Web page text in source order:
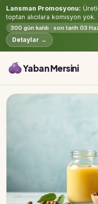
Lansman Promosyonu:
toptan alıcılara komisyon yok.
300 gün kaldı · son tarih 03
Detaylar →
Yaban Mersini